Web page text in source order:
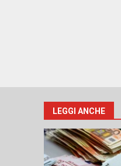
LEGGI ANCHE